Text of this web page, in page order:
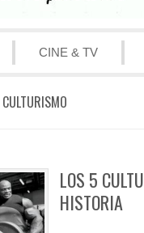
CINE & TV
CULTURISMO
LOS 5
HISTORIA